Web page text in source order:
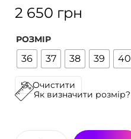
2 650 грн
РОЗМІР
36 37 38 39 40
Очистити
Як визначити розмір?